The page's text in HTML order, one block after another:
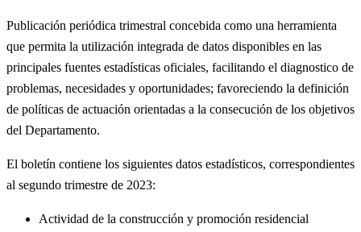
Publicación periódica trimestral concebida como una herramienta
que permita la utilización integrada de datos disponibles en las
principales fuentes estadísticas oficiales, facilitando el diagnostico de
problemas, necesidades y oportunidades; favoreciendo la definición
de políticas de actuación orientadas a la consecución de los objetivos
del Departamento.
El boletín contiene los siguientes datos estadísticos, correspondientes
al segundo trimestre de 2023:
Actividad de la construcción y promoción residencial